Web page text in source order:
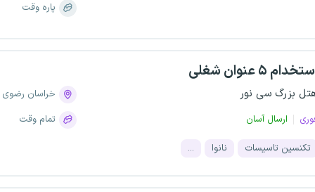
پاره وقت
۵ عنوان شغلی
بزرگ سی نور
ارسال آسان
خراسان رضوی
تمام وقت
تکنسین تاسیسات نانوا ...